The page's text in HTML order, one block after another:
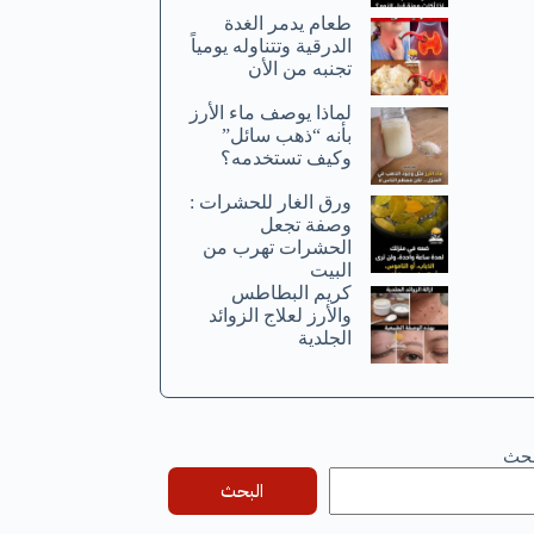
طعام يدمر الغدة
الدرقية وتتناوله يومياً
تجنبه من الأن
لماذا يوصف ماء الأرز
بأنه “ذهب سائل”
وكيف تستخدمه؟
ورق الغار للحشرات :
وصفة تجعل
الحشرات تهرب من
البيت
كريم البطاطس
والأرز لعلاج الزوائد
الجلدية
البحث